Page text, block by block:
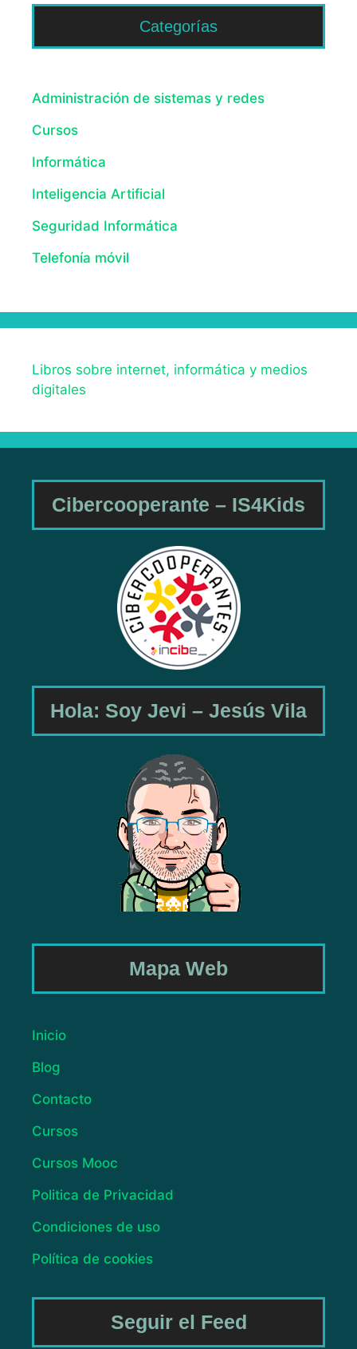
Categorías
Administración de sistemas y redes
Cursos
Informática
Inteligencia Artificial
Seguridad Informática
Telefonía móvil
Libros sobre internet, informática y medios
digitales
Cibercooperante – IS4Kids
Hola: Soy Jevi – Jesús Vila
Mapa Web
Inicio
Blog
Contacto
Cursos
Cursos Mooc
Politica de Privacidad
Condiciones de uso
Política de cookies
Seguir el Feed